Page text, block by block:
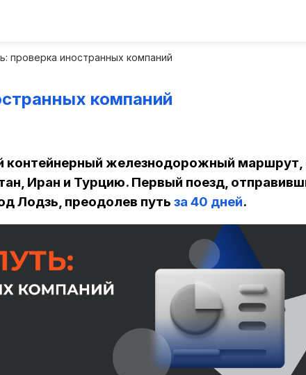
проверка иностранных компаний
компаний
контейнерный железнодорожный
Иран и Турцию. Первый поезд,
Лодзь, преодолев путь за 40 дней.